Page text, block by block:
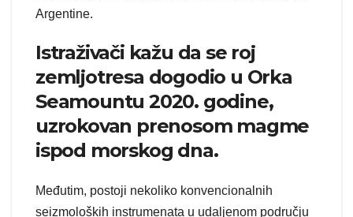
Argentine.
Istraživači kažu da se roj
zemljotresa dogodio u Orka
Seamountu 2020. godine,
uzrokovan prenosom magme
ispod morskog dna.
Međutim, postoji nekoliko konvencionalnih
seizmoloških instrumenata u udaljenom području